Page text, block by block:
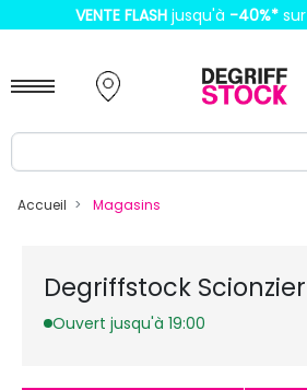
VENTE FLASH jusqu'à -40%* sur
Accueil Magasins
Degriffstock Scionzier
Ouvert jusqu'à 19:00